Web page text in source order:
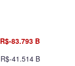
R$-83.793 B
R$-41.514 B